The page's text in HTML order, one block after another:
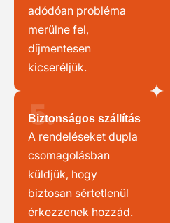
adódóan probléma
merülne fel,
díjmentesen
kicseréljük.
5.
Biztonságos szállítás
A rendeléseket dupla
csomagolásban
küldjük, hogy
biztosan sértetlenül
érkezzenek hozzád.